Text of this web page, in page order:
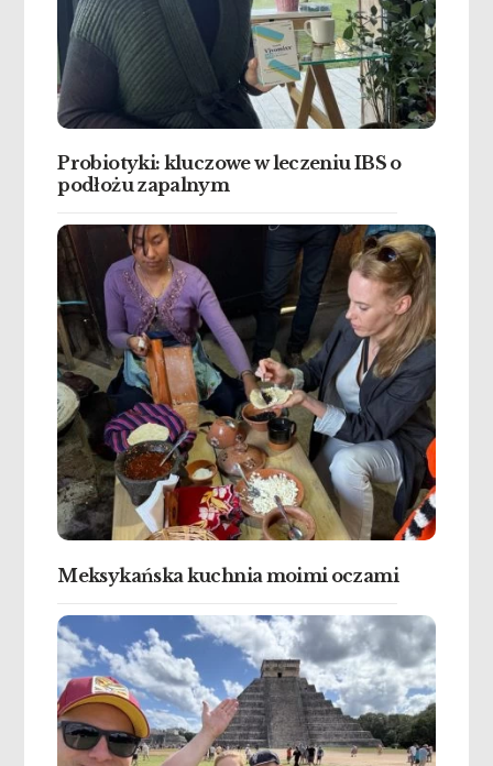
Probiotyki: kluczowe w leczeniu IBS o
podłożu zapalnym
Meksykańska kuchnia moimi oczami